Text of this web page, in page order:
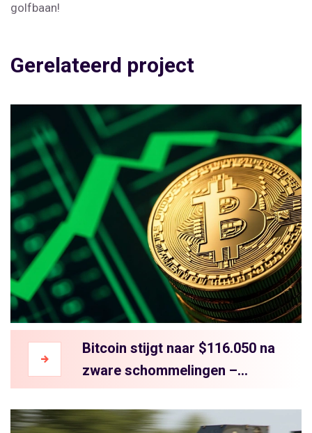
golfbaan!
Gerelateerd project
Bitcoin stijgt naar $116.050 na
zware schommelingen –
JPMorgan ziet $165.000 als
doel